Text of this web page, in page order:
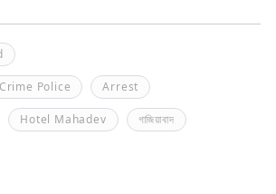
Police Arrest
Hotel Mahadev গাজিয়াবাদ